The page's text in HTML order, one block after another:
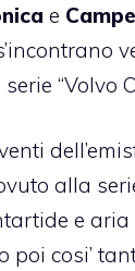
e
“Volvo
alla
e
cosi’